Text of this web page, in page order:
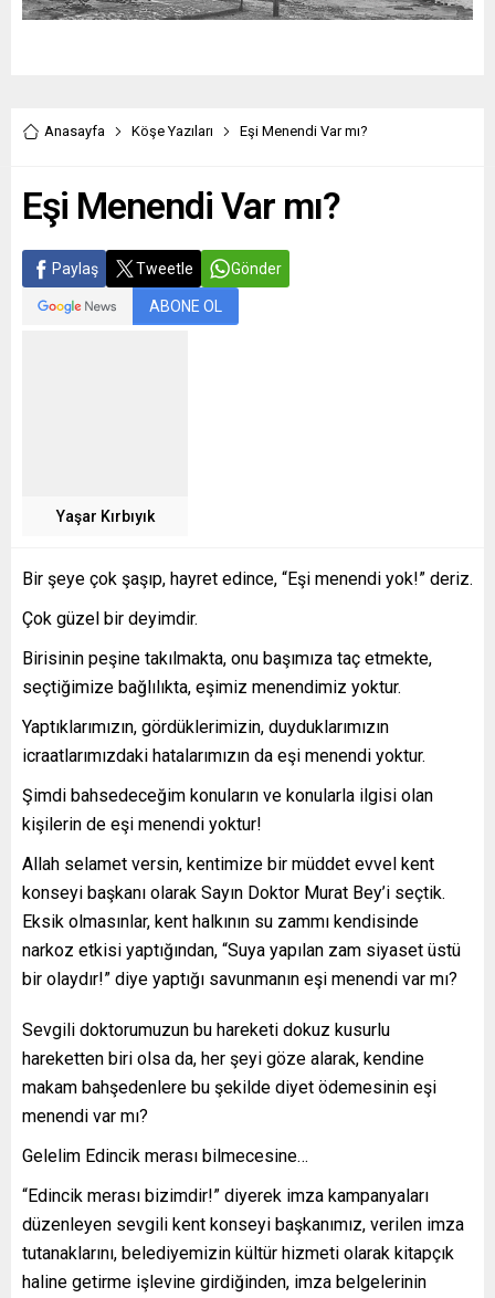
Anasayfa Köşe Yazıları Eşi Menendi Var mı?
Eşi Menendi Var mı?
Paylaş Tweetle Gönder
ABONE OL
Yaşar Kırbıyık
Bir şeye çok şaşıp, hayret edince, “Eşi menendi yok!” deriz.
Çok güzel bir deyimdir.
Birisinin peşine takılmakta, onu başımıza taç etmekte,
seçtiğimize bağlılıkta, eşimiz menendimiz yoktur.
Yaptıklarımızın, gördüklerimizin, duyduklarımızın
icraatlarımızdaki hatalarımızın da eşi menendi yoktur.
Şimdi bahsedeceğim konuların ve konularla ilgisi olan
kişilerin de eşi menendi yoktur!
Allah selamet versin, kentimize bir müddet evvel kent
konseyi başkanı olarak Sayın Doktor Murat Bey’i seçtik.
Eksik olmasınlar, kent halkının su zammı kendisinde
narkoz etkisi yaptığından, “Suya yapılan zam siyaset üstü
bir olaydır!” diye yaptığı savunmanın eşi menendi var mı?
Sevgili doktorumuzun bu hareketi dokuz kusurlu
hareketten biri olsa da, her şeyi göze alarak, kendine
makam bahşedenlere bu şekilde diyet ödemesinin eşi
menendi var mı?
Gelelim Edincik merası bilmecesine…
“Edincik merası bizimdir!” diyerek imza kampanyaları
düzenleyen sevgili kent konseyi başkanımız, verilen imza
tutanaklarını, belediyemizin kültür hizmeti olarak kitapçık
haline getirme işlevine girdiğinden, imza belgelerinin